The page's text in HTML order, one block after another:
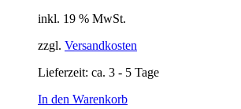
inkl. 19 % MwSt.
zzgl. Versandkosten
Lieferzeit: ca. 3 - 5 Tage
In den Warenkorb